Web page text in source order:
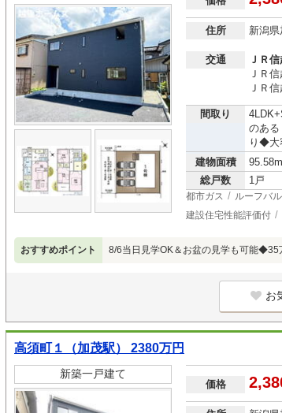
住所 新潟県
交通
ＪＲ
ＪＲ
ＪＲ
間取り
のあ
り◆大
建物面積
95.58m
総戸数
1戸
都市ガス ルーフバ
建設住宅性能評価付
おすすめポイント 8/6当日見学OK＆お盆の見学も可能
お
高須町１（加茂駅） 2380万円
新築一戸建て
価格